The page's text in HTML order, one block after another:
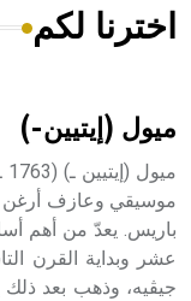
هل تعلم أن
الملوك الذين
التاسع، وهم
اخترنا لكم
ميول (إيتيين-)
باريس. يعدّ من أهم
عشر وبداية القرن
جيڤيه، وذهب بعد ذلك